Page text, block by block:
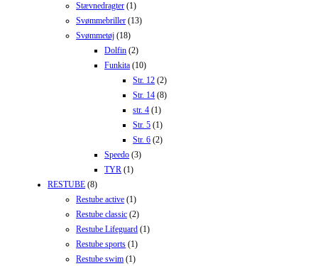
Stævnedragter (1)
Svømmebriller (13)
Svømmetøj (18)
Dolfin (2)
Funkita (10)
Str. 12 (2)
Str. 14 (8)
str. 4 (1)
Str. 5 (1)
Str. 6 (2)
Speedo (3)
TYR (1)
RESTUBE (8)
Restube active (1)
Restube classic (2)
Restube Lifeguard (1)
Restube sports (1)
Restube swim (1)